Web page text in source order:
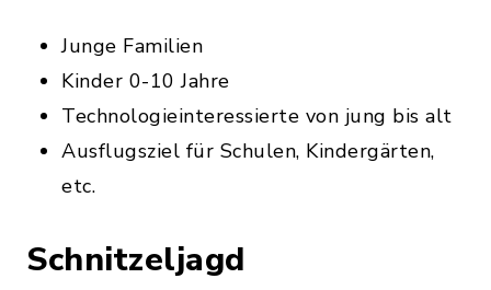
Junge Familien
Kinder 0-10 Jahre
Technologieinteressierte von jung bis alt
Ausflugsziel für Schulen, Kindergärten,
etc.
Schnitzeljagd